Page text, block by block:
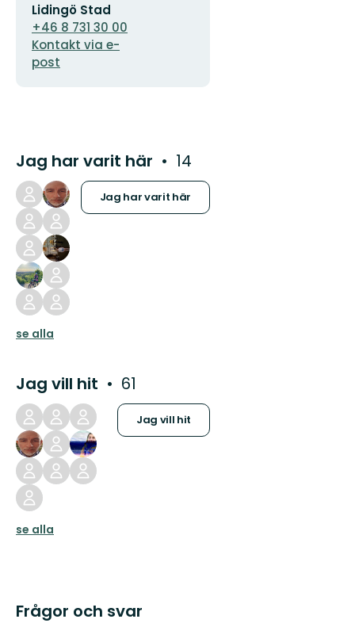
postadress
Lidingö Stad
+46 8 731 30 00
Kontakt via e-
post
Jag har varit här 14
Jag har varit här
se alla
Jag vill hit 61
Jag vill hit
se alla
Frågor och svar